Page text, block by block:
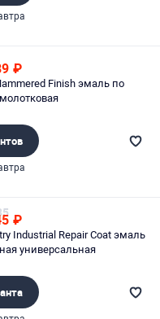
₽
Finish эмаль по
₽
Industrial Repair Coat эмаль
универсальная